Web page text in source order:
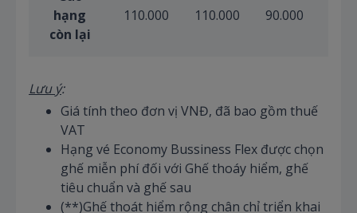
hạng
còn lại
110.000 110.000 90.000
Lưu ý:
Giá tính theo đơn vị VNĐ, đã bao gồm thuế
VAT
Hạng vé Economy Bussiness Flex được chọn
ghế miễn phí đối với Ghế thoáy hiểm, ghế
tiêu chuẩn và ghế sau
(**)Ghế thoát hiểm rộng chân chỉ triển khai